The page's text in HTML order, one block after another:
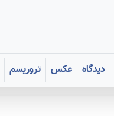
دیدگاه عکس تروریسم